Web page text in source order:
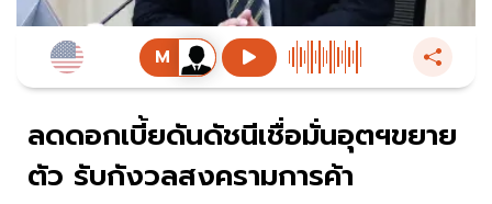
ลดดอกเบี้ยดันดัชนีเชื่อมั่นอุตฯขยาย
ตัว รับกังวลสงครามการค้า